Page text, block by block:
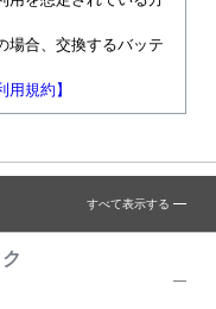
場合、交換するバッテ
用規約】
すべて表示する